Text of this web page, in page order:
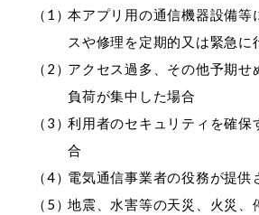
本アプリ用の通信機器設備等
スや修理を定期的又は緊急に
アクセス過多、その他予期せ
負荷が集中した場合
利用者のセキュリティを確保
合
電気通信事業者の役務が提供
地震、水害等の天災、火災、